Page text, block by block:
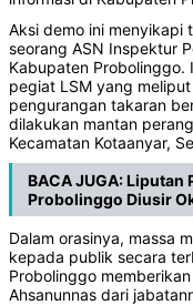
Aksi demo ini menyikapi
seorang ASN Inspektur
Kabupaten
pegiat LSM yang
pengurangan takaran
dilakukan mantan
Kecamatan Kotaanyar,
BACA JUGA:Liputan
Probolinggo Diusir
Dalam orasinya, massa
kepada publik secara
Probolinggo
Ahsanunnas dari